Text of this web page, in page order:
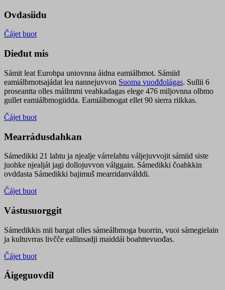
Ovdasiidu
Čájet buot
Dieđut mis
Sámit leat Eurohpa uniovnna áidna eamiálbmot. Sámiid
eamiálbmotsajádat lea nannejuvvon Suoma vuođđolágas. Sullii 6
proseantta olles máilmmi veahkadagas elege 476 miljovnna olbmo
gullet eamiálbmogiidda. Eamiálbmogat ellet 90 sierra riikkas.
Čájet buot
Mearrádusdahkan
Sámedikki 21 lahtu ja njealje várrelahtu váljejuvvojit sámiid siste
juohke njealját jagi dollojuvvon válggain. Sámedikki čoahkkin
ovddasta Sámedikki bajimuš mearridanválddi.
Čájet buot
Vástusuorggit
Sámedikkis mii bargat olles sámeálbmoga buorrin, vuoi sámegielain
ja kultuvrras livčče eallinsadji maiddái boahttevuođas.
Čájet buot
Áigeguovdil